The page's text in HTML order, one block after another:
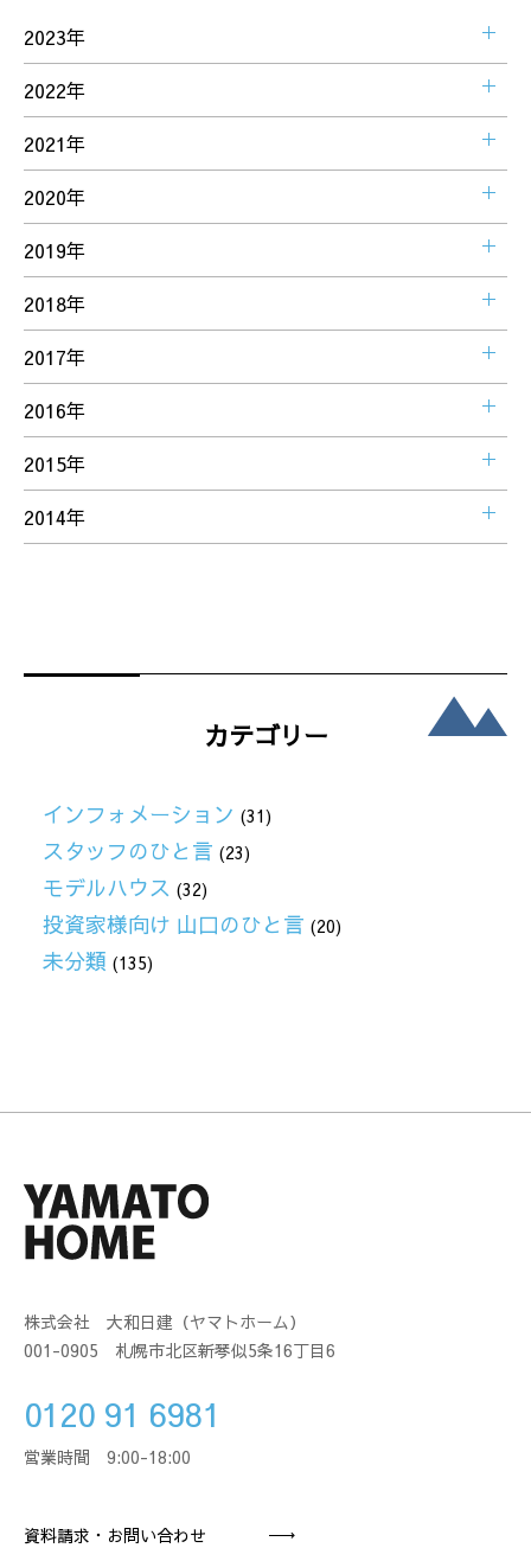
2023年
2022年
2021年
2020年
2019年
2018年
2017年
2016年
2015年
2014年
カテゴリー
インフォメーション (31)
スタッフのひと言 (23)
モデルハウス (32)
投資家様向け 山口のひと言 (20)
未分類 (135)
株式会社 大和日建（ヤマトホーム）
001-0905 札幌市北区新琴似5条16丁目6
0120 91 6981
営業時間 9:00-18:00
資料請求・お問い合わせ